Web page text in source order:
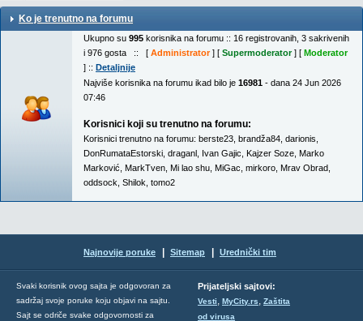
Ko je trenutno na forumu
Ukupno su 995 korisnika na forumu :: 16 registrovanih, 3 sakrivenih
i 976 gosta :: [ Administrator] [ Supermoderator] [ Moderator
] :: Detaljnije
Najviše korisnika na forumu ikad bilo je 16981 - dana 24 Jun 2026
07:46
Korisnici koji su trenutno na forumu:
Korisnici trenutno na forumu: berste23 brandža84 darionis
DonRumataEstorski draganl Ivan Gajic Kajzer Soze Marko
Marković MarkTven Mi lao shu MiGac mirkoro Mrav Obrad
oddsock Shilok tomo2
Najnovije poruke Sitemap Urednički tim
Svaki korisnik ovog sajta je odgovoran za
sadržaj svoje poruke koju objavi na sajtu.
Sajt se odriče svake odgovornosti za
Prijateljski sajtovi:
Vesti, MyCity.rs, Zaštita
od virusa